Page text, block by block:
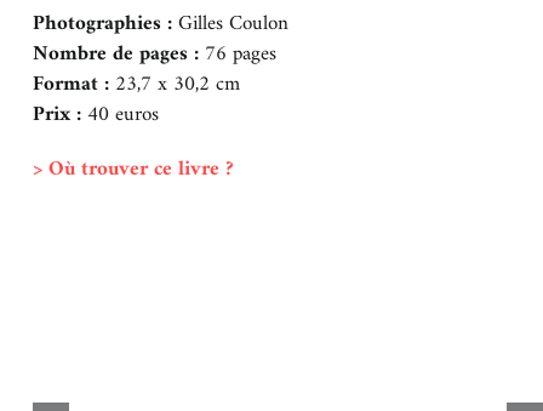
Photographies :Gilles Coulon
Nombre de pages : 76 pages
Format : 23,7 x 30,2 cm
Prix : 40 euros
> Où trouver ce livre ?